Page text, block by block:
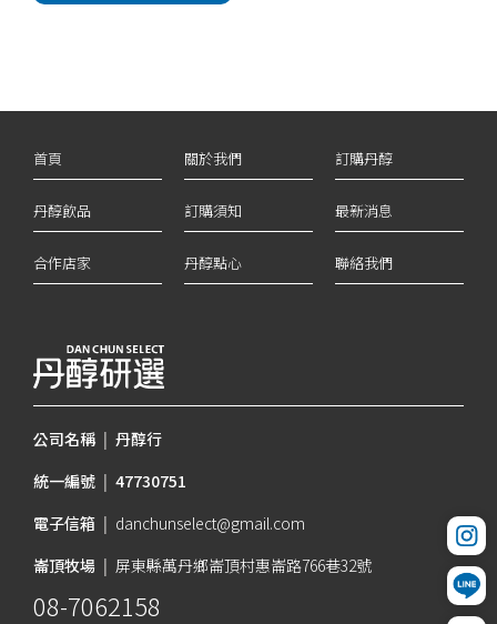
公司名稱 | 丹醇行
統一編號 | 47730751
電子信箱 | danchunselect@gmail.com
崙頂牧場 | 屏東縣萬丹鄉崙頂村惠崙路766巷32號
08-7062158
首頁 關於我們 訂購丹醇
丹醇飲品 訂購須知 最新消息
合作店家 丹醇點心 聯絡我們